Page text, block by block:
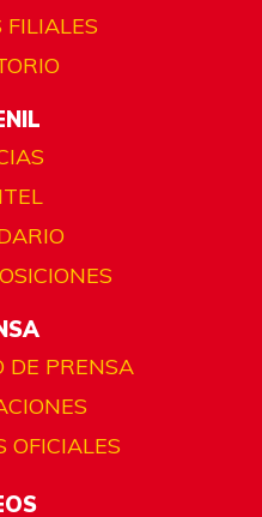
FILIALES
DE PRENSA
OFICIALES